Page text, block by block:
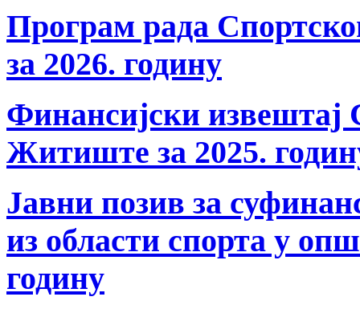
Програм рада
за 2026. годину
Финансијски извештај
Житиште за 2025.
Јавни позив за
из области спорта у
годину